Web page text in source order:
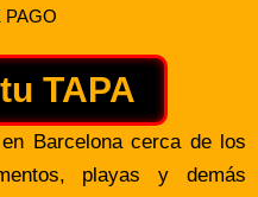
PAGO
TAPA
Barcelona cerca de los
playas y demás